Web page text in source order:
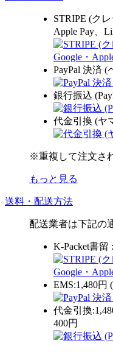
STRIPE (ク
Apple Pay、
PayPal 決済 (
銀行振込
代金引換 (ヤ
※重複して注文さ
もっと見る
送料・配送方法
配送業者は下記の
K-Packet書留
EMS:1,480円
代金引換
400円